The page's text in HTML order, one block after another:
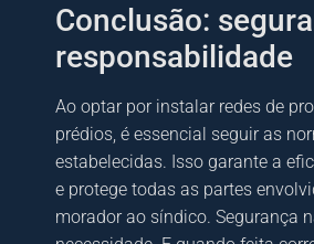
Conclusão:
responsabilidade
Ao optar por instalar redes de
prédios, é essencial seguir as
estabelecidas. Isso garante a
e protege todas as partes
morador ao síndico. Segurança